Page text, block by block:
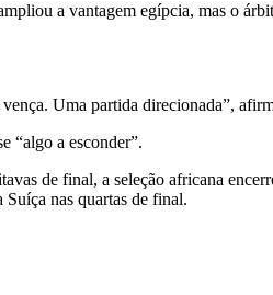
a vantagem egípcia, mas o
Uma partida direcionada”,
“algo a esconder”.
de final, a seleção africana
nas quartas de final.